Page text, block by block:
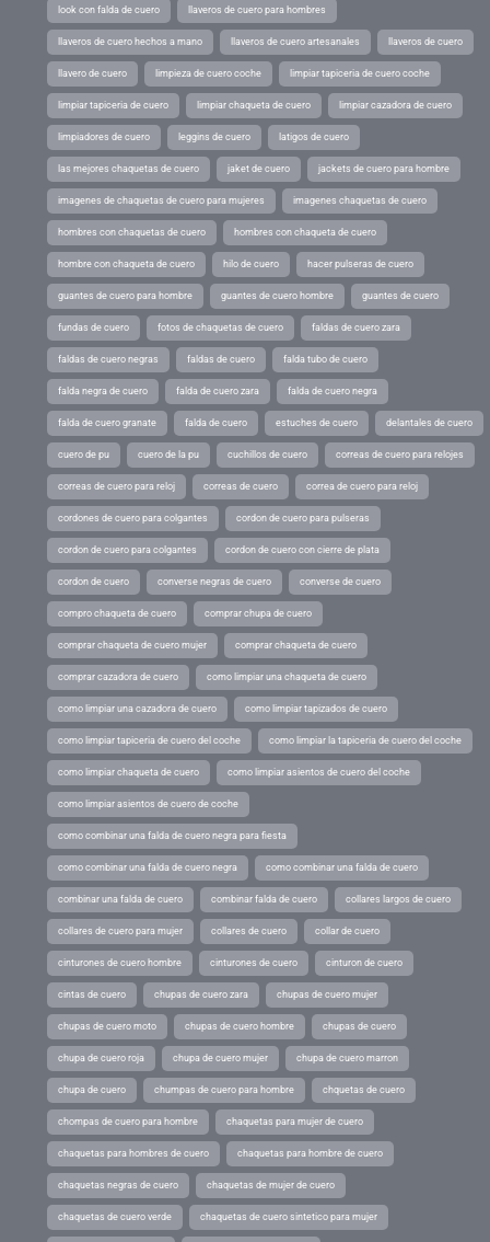
look con falda de cuero llaveros de cuero para hombres
llaveros de cuero hechos a mano llaveros de cuero artesanales llaveros de cuero
llavero de cuero limpieza de cuero coche limpiar tapiceria de cuero coche
limpiar tapiceria de cuero limpiar chaqueta de cuero limpiar cazadora de cuero
limpiadores de cuero leggins de cuero latigos de cuero
las mejores chaquetas de cuero jaket de cuero jackets de cuero para hombre
imagenes de chaquetas de cuero para mujeres imagenes chaquetas de cuero
hombres con chaquetas de cuero hombres con chaqueta de cuero
hombre con chaqueta de cuero hilo de cuero hacer pulseras de cuero
guantes de cuero para hombre guantes de cuero hombre guantes de cuero
fundas de cuero fotos de chaquetas de cuero faldas de cuero zara
faldas de cuero negras faldas de cuero falda tubo de cuero
falda negra de cuero falda de cuero zara falda de cuero negra
falda de cuero granate falda de cuero estuches de cuero delantales de cuero
cuero de pu cuero de la pu cuchillos de cuero correas de cuero para relojes
correas de cuero para reloj correas de cuero correa de cuero para reloj
cordones de cuero para colgantes cordon de cuero para pulseras
cordon de cuero para colgantes cordon de cuero con cierre de plata
cordon de cuero converse negras de cuero converse de cuero
compro chaqueta de cuero comprar chupa de cuero
comprar chaqueta de cuero mujer comprar chaqueta de cuero
comprar cazadora de cuero como limpiar una chaqueta de cuero
como limpiar una cazadora de cuero como limpiar tapizados de cuero
como limpiar tapiceria de cuero del coche como limpiar la tapiceria de cuero del coche
como limpiar chaqueta de cuero como limpiar asientos de cuero del coche
como limpiar asientos de cuero de coche
como combinar una falda de cuero negra para fiesta
como combinar una falda de cuero negra como combinar una falda de cuero
combinar una falda de cuero combinar falda de cuero collares largos de cuero
collares de cuero para mujer collares de cuero collar de cuero
cinturones de cuero hombre cinturones de cuero cinturon de cuero
cintas de cuero chupas de cuero zara chupas de cuero mujer
chupas de cuero moto chupas de cuero hombre chupas de cuero
chupa de cuero roja chupa de cuero mujer chupa de cuero marron
chupa de cuero chumpas de cuero para hombre chquetas de cuero
chompas de cuero para hombre chaquetas para mujer de cuero
chaquetas para hombres de cuero chaquetas para hombre de cuero
chaquetas negras de cuero chaquetas de mujer de cuero
chaquetas de cuero verde chaquetas de cuero sintetico para mujer